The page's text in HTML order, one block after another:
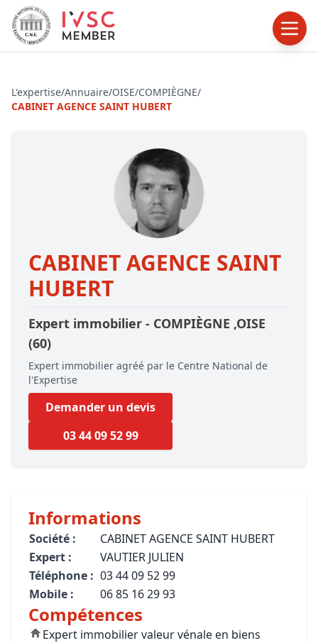
L'expertise/Annuaire/OISE/COMPIÈGNE/
CABINET AGENCE SAINT HUBERT
CABINET AGENCE SAINT
HUBERT
Expert immobilier - COMPIÈGNE ,OISE
(60)
Expert immobilier agréé par le Centre National de
l'Expertise
Demander un devis
03 44 09 52 99
Informations
Société :
CABINET AGENCE SAINT HUBERT
Expert :
VAUTIER JULIEN
Téléphone : 03 44 09 52 99
Mobile :
06 85 16 29 93
Compétences
Expert immobilier valeur vénale en biens